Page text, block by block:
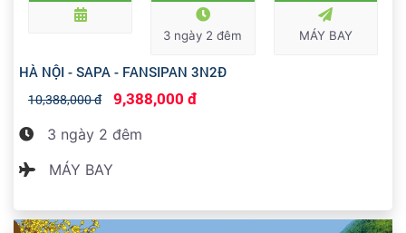
3 ngày 2 đêm MÁY BAY
HÀ NỘI - SAPA - FANSIPAN 3N2Đ
10,388,000 đ 9,388,000 đ
3 ngày 2 đêm
MÁY BAY